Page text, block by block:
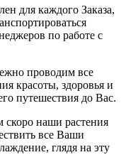
для каждого Заказа,
по работе с
проводим все
красоты, здоровья и
путешествия до Вас.
скоро наши растения
все Ваши
глядя на эту